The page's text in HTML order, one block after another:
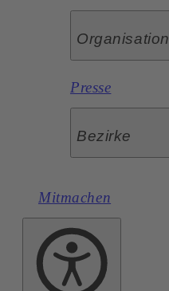
Organisation
Presse
Bezirke
Mitmachen